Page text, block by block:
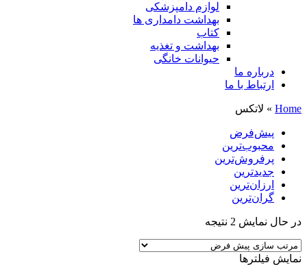
لوازم دامپزشکی
بهداشت دامداری ها
کتاب
بهداشت و تغذیه
حیوانات خانگی
درباره ما
ارتباط با ما
Home
» لاتکس
پیش‌فرض
محبوب‌ترین
پرفروش‌ترین
جدیدترین
ارزان‌ترین
گران‌ترین
در حال نمایش 2 نتیجه
نمایش فیلترها